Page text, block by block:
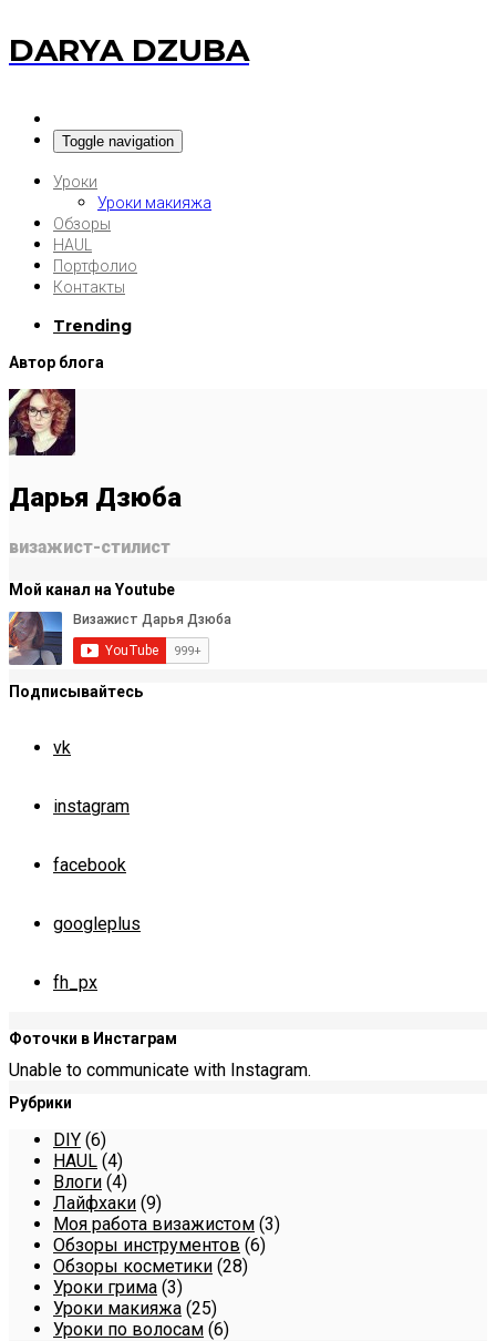
DARYA DZUBA
Toggle navigation
Уроки
Уроки макияжа
Обзоры
HAUL
Портфолио
Контакты
Trending
Автор блога
Дарья Дзюба
визажист-стилист
Мой канал на Youtube
Подписывайтесь
vk
instagram
facebook
googleplus
fh_px
Фоточки в Инстаграм
Unable to communicate with Instagram.
Рубрики
DIY (6)
HAUL (4)
Влоги (4)
Лайфхаки (9)
Моя работа визажистом (3)
Обзоры инструментов (6)
Обзоры косметики (28)
Уроки грима (3)
Уроки макияжа (25)
Уроки по волосам (6)